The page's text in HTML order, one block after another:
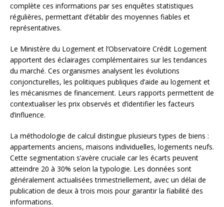
complète ces informations par ses enquêtes statistiques
régulières, permettant d’établir des moyennes fiables et
représentatives.
Le Ministère du Logement et l’Observatoire Crédit Logement
apportent des éclairages complémentaires sur les tendances
du marché. Ces organismes analysent les évolutions
conjoncturelles, les politiques publiques d’aide au logement et
les mécanismes de financement. Leurs rapports permettent de
contextualiser les prix observés et d’identifier les facteurs
d’influence.
La méthodologie de calcul distingue plusieurs types de biens :
appartements anciens, maisons individuelles, logements neufs.
Cette segmentation s’avère cruciale car les écarts peuvent
atteindre 20 à 30% selon la typologie. Les données sont
généralement actualisées trimestriellement, avec un délai de
publication de deux à trois mois pour garantir la fiabilité des
informations.